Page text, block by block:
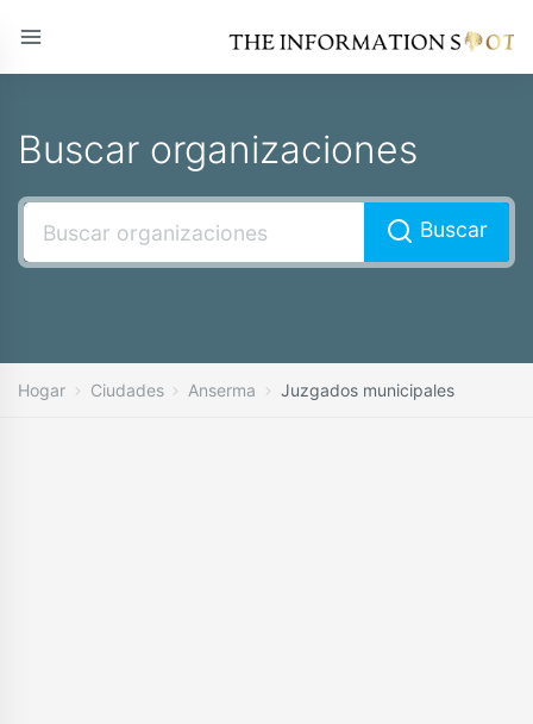
Buscar organizaciones
Buscar
Hogar Ciudades Anserma Juzgados municipales